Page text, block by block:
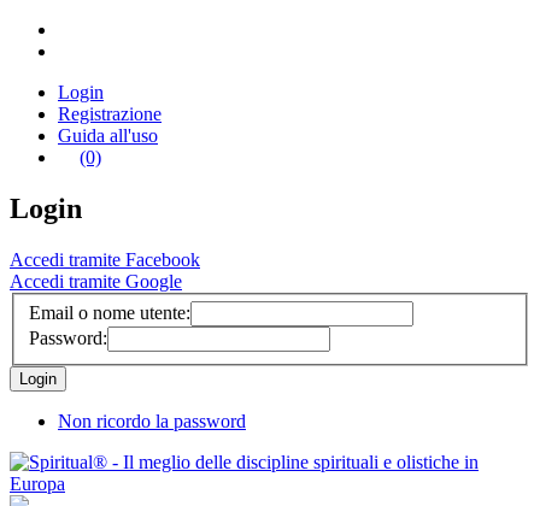
Login
Registrazione
Guida all'uso
(0)
Login
Accedi tramite Facebook
Accedi tramite Google
Email o nome utente:
Password:
Non ricordo la password